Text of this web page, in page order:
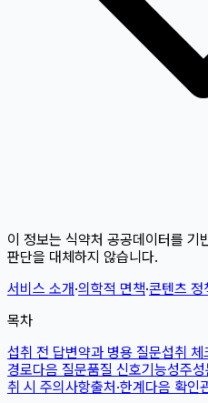
이 정보는 식약처 공공데이터를 기
판단을 대체하지 않습니다.
서비스 소개·의학적 면책·콘텐츠 정
목차
섭취 전 답변약과 병용 질문섭취 체
경로다음 질문품질 신호기능성주성
취 시 주의사항출처·한계다음 확인